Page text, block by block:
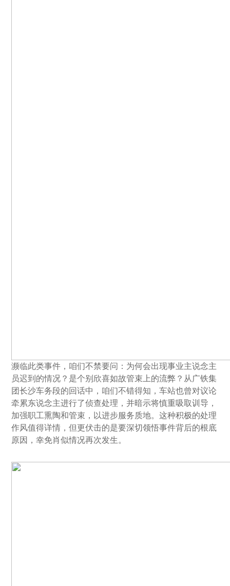
濒临此类事件，咱们不禁要问：为何会出现事业主说念主
员迟到的情况？是个别欣喜如故管束上的流弊？从广铁集
团长沙车务段的回话中，咱们不错得知，车站也曾对议论
牵累东说念主进行了侦查处理，并暗示将慎重吸取训导，
加强职工熏陶和管束，以进步服务质地。这种积极的处理
作风值得详情，但更伏击的是要深切领悟事件背后的根底
原因，幸免肖似情况再次发生。